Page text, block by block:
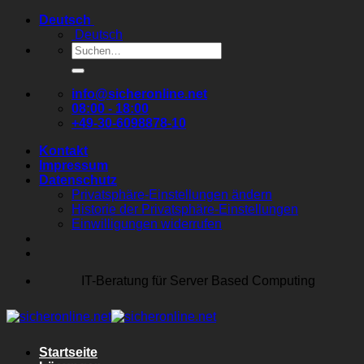
Zum
springen
Deutsch
Deutsch
Suchen
nach:
info@sicheronline.net
08:00 - 18:00
+49-30-6098878-10
Kontakt
Impressum
Datenschutz
Privatsphäre-Einstellungen ändern
Historie der Privatsphäre-Einstellungen
Einwilligungen widerrufen
IT-Beratung für Server Based Computing
Startseite